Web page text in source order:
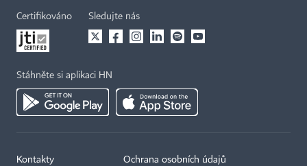
Certifikováno Sledujte nás
Stáhněte si aplikaci HN
Kontakty Ochrana osobních údajů